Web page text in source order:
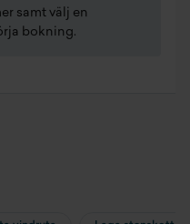
samt välj en
bokning.